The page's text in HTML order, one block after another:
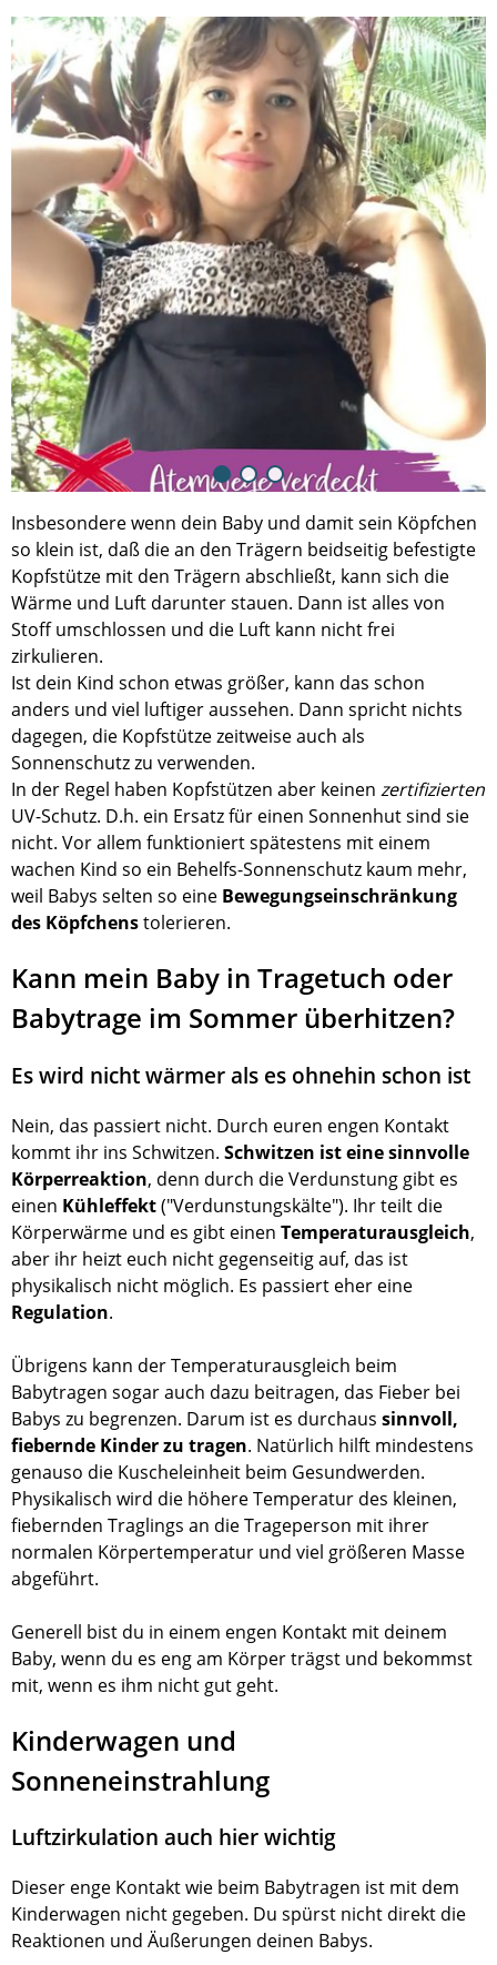
Insbesondere wenn dein Baby und damit sein Köpfchen
so klein ist, daß die an den Trägern beidseitig befestigte
Kopfstütze mit den Trägern abschließt, kann sich die
Wärme und Luft darunter stauen. Dann ist alles von
Stoff umschlossen und die Luft kann nicht frei
zirkulieren.
Ist dein Kind schon etwas größer, kann das schon
anders und viel luftiger aussehen. Dann spricht nichts
dagegen, die Kopfstütze zeitweise auch als
Sonnenschutz zu verwenden.
In der Regel haben Kopfstützen aber keinen zertifizierten
UV-Schutz. D.h. ein Ersatz für einen Sonnenhut sind sie
nicht. Vor allem funktioniert spätestens mit einem
wachen Kind so ein Behelfs-Sonnenschutz kaum mehr,
weil Babys selten so eine Bewegungseinschränkung
des Köpfchenstolerieren.
Kann mein Baby in Tragetuch oder
Babytrage im Sommer überhitzen?
Es wird nicht wärmer als es ohnehin schon ist
Nein, das passiert nicht. Durch euren engen Kontakt
kommt ihr ins Schwitzen. Schwitzen ist eine sinnvolle
Körperreaktion, denn durch die Verdunstung gibt es
einen Kühleffekt("Verdunstungskälte"). Ihr teilt die
Körperwärme und es gibt einen Temperaturausgleich,
aber ihr heizt euch nicht gegenseitig auf, das ist
physikalisch nicht möglich. Es passiert eher eine
Regulation.
Übrigens kann der Temperaturausgleich beim
Babytragen sogar auch dazu beitragen, das Fieber bei
Babys zu begrenzen. Darum ist es durchaus sinnvoll,
fiebernde Kinder zu tragen. Natürlich hilft mindestens
genauso die Kuscheleinheit beim Gesundwerden.
Physikalisch wird die höhere Temperatur des kleinen,
fiebernden Traglings an die Trageperson mit ihrer
normalen Körpertemperatur und viel größeren Masse
abgeführt.
Generell bist du in einem engen Kontakt mit deinem
Baby, wenn du es eng am Körper trägst und bekommst
mit, wenn es ihm nicht gut geht.
Kinderwagen und
Sonneneinstrahlung
Luftzirkulation auch hier wichtig
Dieser enge Kontakt wie beim Babytragen ist mit dem
Kinderwagen nicht gegeben. Du spürst nicht direkt die
Reaktionen und Äußerungen deinen Babys.